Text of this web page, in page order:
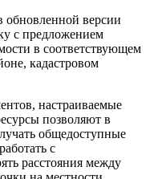
обновленной версии
с предложением
в соответствующем
кадастровом
настраиваемые
позволяют в
общедоступные
с
расстояния между